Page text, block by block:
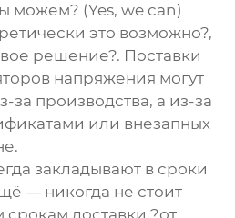
можем? (Yes, we can)
это возможно?,
решение?. Поставки
напряжения могут
за производства, а из-за
или внезапных
закладывают в сроки
— никогда не стоит